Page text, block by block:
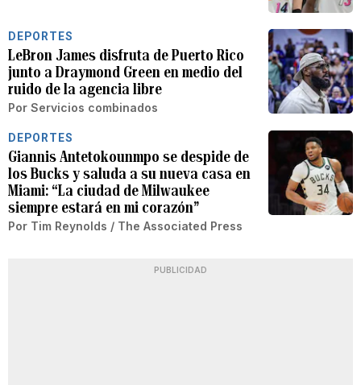
DEPORTES
LeBron James disfruta de Puerto Rico
junto a Draymond Green en medio del
ruido de la agencia libre
Por Servicios combinados
DEPORTES
Giannis Antetokounmpo se despide de
los Bucks y saluda a su nueva casa en
Miami: “La ciudad de Milwaukee
siempre estará en mi corazón”
Por Tim Reynolds / The Associated Press
PUBLICIDAD